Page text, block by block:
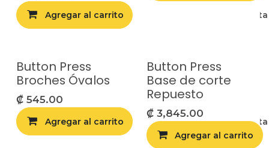
Agregar al carrito Agregar a la
Button Press
Broches Óvalos
₡ 545.00
Agregar al carrito Agregar a la
Button Press
Base de corte
Repuesto
₡ 3,845.00
Agregar al carrito